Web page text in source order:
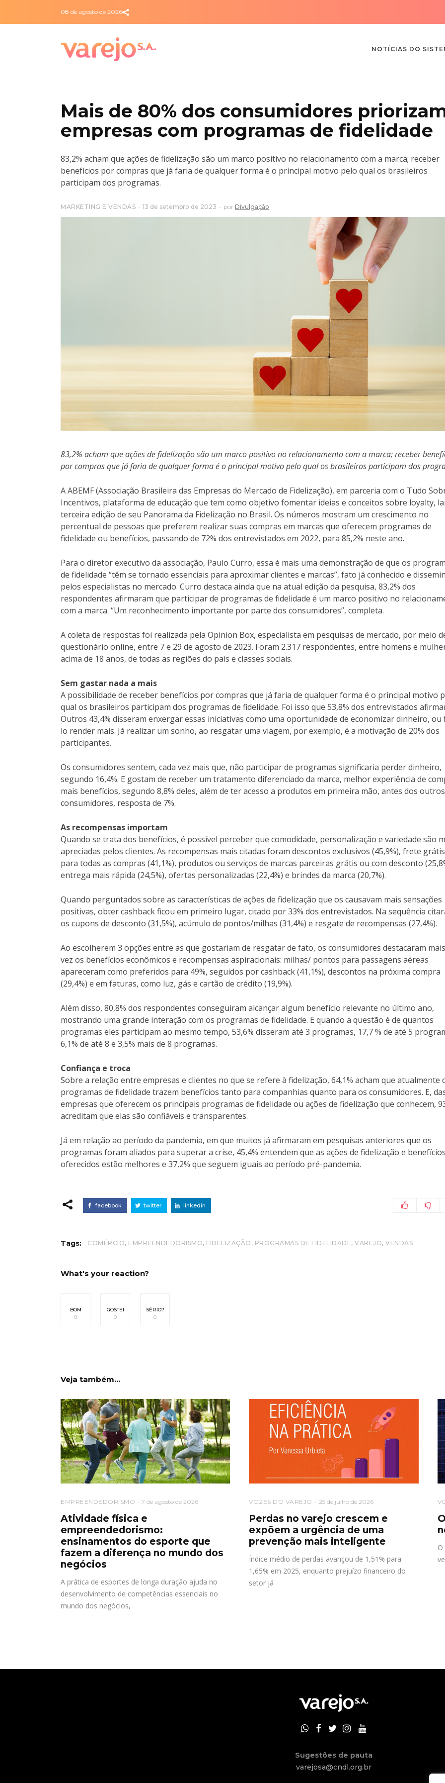
08 de agosto de 2026
NOTÍCIAS DO
Mais de 80% dos consumidores
empresas com programas de fidelidade
83,2% acham que ações de fidelização são um marco positivo no relacionamento com a marca; receber
benefícios por compras que já faria de qualquer forma é o principal motivo pelo qual os brasileiros
participam dos programas.
MARKETING E VENDAS 13 de setembro de 2023 por Divulgação
83,2% acham que ações de fidelização são um marco positivo no relacionamento com a marca; receber
por compras que já faria de qualquer forma é o principal motivo pelo qual os brasileiros participam dos
A ABEMF (Associação Brasileira das Empresas do Mercado de Fidelização), em parceria com o Tudo
Incentivos, plataforma de educação que tem como objetivo fomentar ideias e conceitos sobre loyalty,
terceira edição de seu Panorama da Fidelização no Brasil. Os números mostram um crescimento no
percentual de pessoas que preferem realizar suas compras em marcas que oferecem programas de
fidelidade ou benefícios, passando de 72% dos entrevistados em 2022, para 85,2% neste ano.
Para o diretor executivo da associação, Paulo Curro, essa é mais uma demonstração de que os
de fidelidade “têm se tornado essenciais para aproximar clientes e marcas”, fato já conhecido e
pelos especialistas no mercado. Curro destaca ainda que na atual edição da pesquisa, 83,2% dos
respondentes afirmaram que participar de programas de fidelidade é um marco positivo no
com a marca. “Um reconhecimento importante por parte dos consumidores”, completa.
A coleta de respostas foi realizada pela Opinion Box, especialista em pesquisas de mercado, por meio
questionário online, entre 7 e 29 de agosto de 2023. Foram 2.317 respondentes, entre homens e
acima de 18 anos, de todas as regiões do país e classes sociais.
Sem gastar nada a mais
A possibilidade de receber benefícios por compras que já faria de qualquer forma é o principal motivo
qual os brasileiros participam dos programas de fidelidade. Foi isso que 53,8% dos entrevistados
Outros 43,4% disseram enxergar essas iniciativas como uma oportunidade de economizar dinheiro, ou
lo render mais. Já realizar um sonho, ao resgatar uma viagem, por exemplo, é a motivação de 20% dos
participantes.
Os consumidores sentem, cada vez mais que, não participar de programas significaria perder dinheiro,
segundo 16,4%. E gostam de receber um tratamento diferenciado da marca, melhor experiência de
mais benefícios, segundo 8,8% deles, além de ter acesso a produtos em primeira mão, antes dos outros
consumidores, resposta de 7%.
As recompensas importam
Quando se trata dos benefícios, é possível perceber que comodidade, personalização e variedade são
apreciadas pelos clientes. As recompensas mais citadas foram descontos exclusivos (45,9%), frete grátis
para todas as compras (41,1%), produtos ou serviços de marcas parceiras grátis ou com desconto
entrega mais rápida (24,5%), ofertas personalizadas (22,4%) e brindes da marca (20,7%).
Quando perguntados sobre as características de ações de fidelização que os causavam mais sensações
positivas, obter cashback ficou em primeiro lugar, citado por 33% dos entrevistados. Na sequência
os cupons de desconto (31,5%), acúmulo de pontos/milhas (31,4%) e resgate de recompensas (27,4%).
Ao escolherem 3 opções entre as que gostariam de resgatar de fato, os consumidores destacaram
vez os benefícios econômicos e recompensas aspiracionais: milhas/ pontos para passagens aéreas
apareceram como preferidos para 49%, seguidos por cashback (41,1%), descontos na próxima compra
(29,4%) e em faturas, como luz, gás e cartão de crédito (19,9%).
Além disso, 80,8% dos respondentes conseguiram alcançar algum benefício relevante no último ano,
mostrando uma grande interação com os programas de fidelidade. E quando a questão é de quantos
programas eles participam ao mesmo tempo, 53,6% disseram até 3 programas, 17,7 % de até 5
6,1% de até 8 e 3,5% mais de 8 programas.
Confiança e troca
Sobre a relação entre empresas e clientes no que se refere à fidelização, 64,1% acham que atualmente
programas de fidelidade trazem benefícios tanto para companhias quanto para os consumidores. E,
empresas que oferecem os principais programas de fidelidade ou ações de fidelização que conhecem,
acreditam que elas são confiáveis e transparentes.
Já em relação ao período da pandemia, em que muitos já afirmaram em pesquisas anteriores que os
programas foram aliados para superar a crise, 45,4% entendem que as ações de fidelização e
oferecidos estão melhores e 37,2% que seguem iguais ao período pré-pandemia.
facebook twitter linkedin
Tags: COMÉRCIO, EMPREENDEDORISMO, FIDELIZAÇÃO , PROGRAMAS DE FIDELIDADE, VAREJO, VENDAS
What's your reaction?
BOM
0
GOSTEI
0
SÉRIO?
0
Veja também...
EMPREENDEDORISMO 7 de agosto de 2026
Atividade física e
empreendedorismo:
ensinamentos do esporte que
fazem a diferença no mundo dos
negócios
A prática de esportes de longa duração ajuda no
desenvolvimento de competências essenciais no
mundo dos negócios,
VOZES DO VAREJO 25 de julho de 2026
Perdas no varejo crescem e
expõem a urgência de uma
prevenção mais inteligente
Índice médio de perdas avançou de 1,51% para
1,65% em 2025, enquanto prejuízo financeiro do
setor já
Sugestões de pauta
varejosa@cndl.org.br